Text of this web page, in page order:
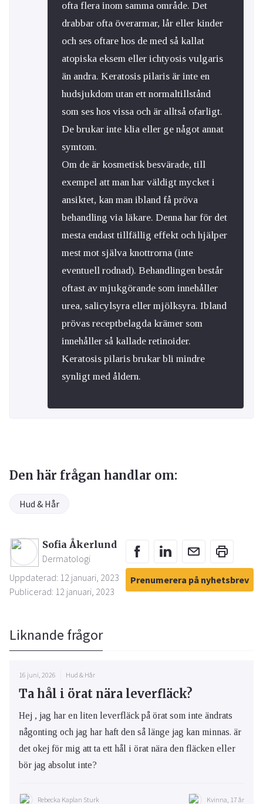
ofta flera inom samma område. Det
drabbar ofta överarmar, lår eller kinder
och ses oftare hos de med så kallat
atopiska eksem eller ichtyosis vulgaris
än andra. Keratosis pilaris är inte en
hudsjukdom utan ett normaltillstånd
som ses hos vissa och är alltså ofarligt.
De brukar inte klia eller ge något annat
symtom.
Om de är kosmetisk besvärade, till
exempel att man har väldigt mycket i
ansiktet, kan man ibland få pröva
behandling via läkare. Denna har för det
mesta endast tillfällig effekt och hjälper
mest mot själva knottrorna (inte
eventuell rodnad). Behandlingen består
oftast av mjukgörande som innehåller
urea, salicylsyra eller mjölksyra. Ibland
prövas receptbelagda krämer som
innehåller så kallade retinoider.
Keratosis pilaris brukar bli mindre
synligt med åldern.
Den här frågan handlar om:
Hud & Hår
Sofia Åkerlund
Dermatologi
Uppdaterad: 12 januari, 2023
Publicerad: 12 januari, 2023
Prenumerera på nyhetsbrev
Liknande frågor
16 juni, 2026 Hud & Hår
Ta hål i örat nära leverfläck?
Hej , jag har en liten leverfläck på örat som inte ändrats
någonting och jag har haft den så länge jag kan minnas. är
det okej för mig att ta ett hål i örat nära den fläcken eller
bör jag absolut inte?
Rebecka Kaplan Sturk Kvinna, 17 år